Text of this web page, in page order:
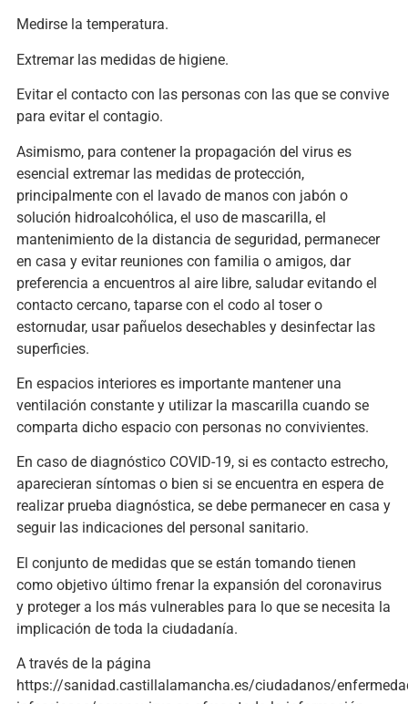
Medirse la temperatura.
Extremar las medidas de higiene.
Evitar el contacto con las personas con las que se convive
para evitar el contagio.
Asimismo, para contener la propagación del virus es
esencial extremar las medidas de protección,
principalmente con el lavado de manos con jabón o
solución hidroalcohólica, el uso de mascarilla, el
mantenimiento de la distancia de seguridad, permanecer
en casa y evitar reuniones con familia o amigos, dar
preferencia a encuentros al aire libre, saludar evitando el
contacto cercano, taparse con el codo al toser o
estornudar, usar pañuelos desechables y desinfectar las
superficies.
En espacios interiores es importante mantener una
ventilación constante y utilizar la mascarilla cuando se
comparta dicho espacio con personas no convivientes.
En caso de diagnóstico COVID-19, si es contacto estrecho,
aparecieran síntomas o bien si se encuentra en espera de
realizar prueba diagnóstica, se debe permanecer en casa y
seguir las indicaciones del personal sanitario.
El conjunto de medidas que se están tomando tienen
como objetivo último frenar la expansión del coronavirus
y proteger a los más vulnerables para lo que se necesita la
implicación de toda la ciudadanía.
A través de la página
https://sanidad.castillalamancha.es/ciudadanos/